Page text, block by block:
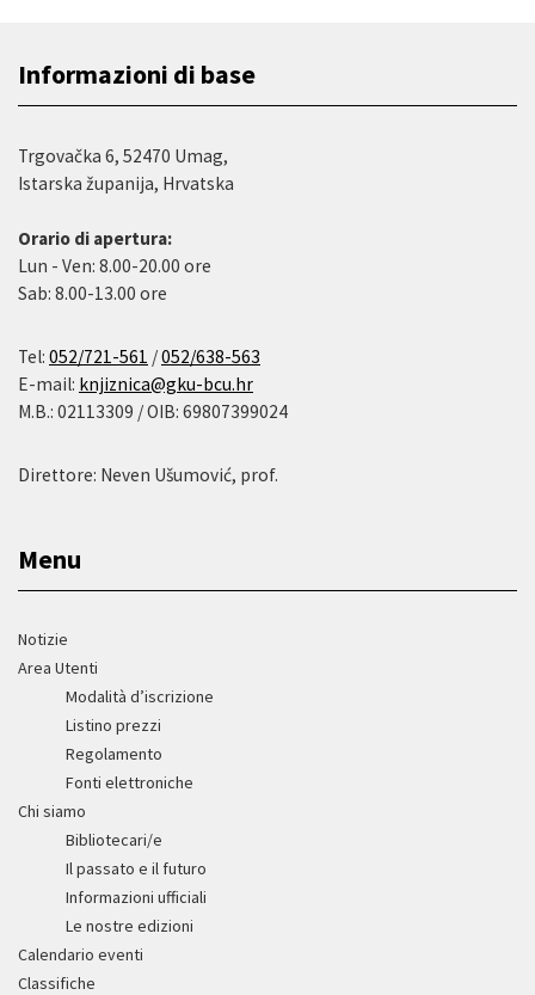
Informazioni di base
Trgovačka 6, 52470 Umag,
Istarska županija, Hrvatska
Orario di apertura:
Lun - Ven: 8.00-20.00 ore
Sab: 8.00-13.00 ore
Tel: 052/721-561 /052/638-563
E-mail: knjiznica@gku-bcu.hr
M.B.: 02113309 / OIB: 69807399024
Direttore: Neven Ušumović, prof.
Menu
Notizie
Area Utenti
Modalità d’iscrizione
Listino prezzi
Regolamento
Fonti elettroniche
Chi siamo
Bibliotecari/e
Il passato e il futuro
Informazioni ufficiali
Le nostre edizioni
Calendario eventi
Classifiche